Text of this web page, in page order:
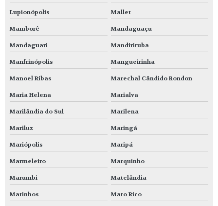
Lupionópolis Mallet
Mamborê Mandaguaçu
Mandaguari Mandirituba
Manfrinópolis Mangueirinha
Manoel Ribas Marechal Cândido Rondon
Maria Helena Marialva
Marilândia do Sul Marilena
Mariluz Maringá
Mariópolis Maripá
Marmeleiro Marquinho
Marumbi Matelândia
Matinhos Mato Rico